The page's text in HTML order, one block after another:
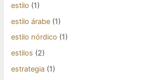
estilo (1)
estilo árabe (1)
estilo nórdico (1)
estilos (2)
estrategia (1)